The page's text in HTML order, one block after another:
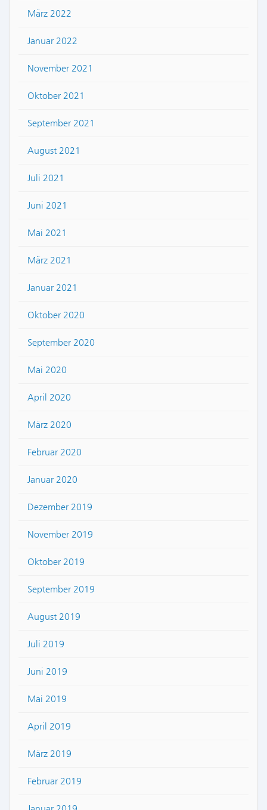
März 2022
Januar 2022
November 2021
Oktober 2021
September 2021
August 2021
Juli 2021
Juni 2021
Mai 2021
März 2021
Januar 2021
Oktober 2020
September 2020
Mai 2020
April 2020
März 2020
Februar 2020
Januar 2020
Dezember 2019
November 2019
Oktober 2019
September 2019
August 2019
Juli 2019
Juni 2019
Mai 2019
April 2019
März 2019
Februar 2019